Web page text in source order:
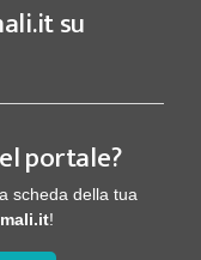
su
portale?
scheda della tua
!